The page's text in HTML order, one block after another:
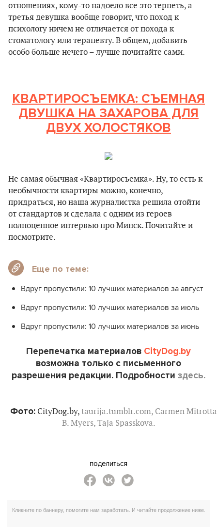
отношениях, кому-то надоело все это терпеть, а
третья девушка вообще говорит, что поход к
психологу ничем не отличается от похода к
стоматологу или терапевту. В общем, добавить
особо больше нечего – лучше почитайте сами.
КВАРТИРОСЪЕМКА: СЪЕМНАЯ
ДВУШКА НА ЗАХАРОВА ДЛЯ
ДВУХ ХОЛОСТЯКОВ
Не самая обычная «Квартиросъемка». Ну, то есть к
необычности квартиры можно, конечно,
придраться, но наша журналистка решила отойти
от стандартов и сделала с одним из героев
полноценное интервью про Минск. Почитайте и
посмотрите.
Еще по теме:
Вдруг пропустили: 10 лучших материалов за август
Вдруг пропустили: 10 лучших материалов за июль
Вдруг пропустили: 10 лучших материалов за июнь
Перепечатка материалов CityDog.by
возможна только с письменного
разрешения редакции. Подробности здесь.
Фото: CityDog.by, taurija.tumblr.com, Carmen Mitrotta
B. Myers, Taja Spasskova.
поделиться